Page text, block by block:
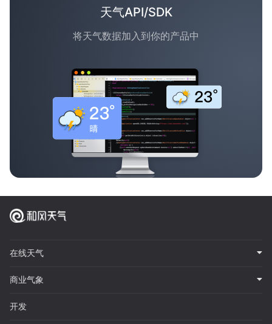
天气API/SDK
将天气数据加入到你的产品中
在线天气
商业气象
开发